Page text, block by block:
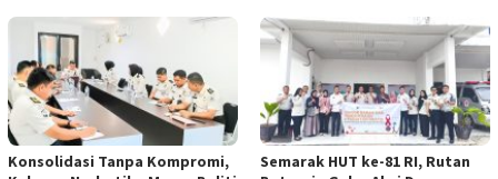
Konsolidasi Tanpa Kompromi,
Semarak HUT ke-81 RI, Rutan